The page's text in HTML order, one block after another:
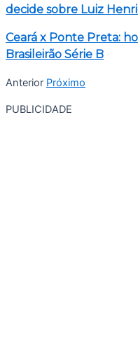
decide sobre Luiz
Ceará x Ponte Preta:
Brasileirão Série B
Anterior Próximo
PUBLICIDADE